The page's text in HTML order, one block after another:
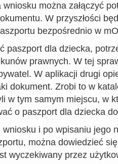
wniosku można załączyć
W przyszłości
bezpośrednio w
paszport dla dziecka,
prawnych. W tej
W aplikacji drugi
dokument. Zrobi to w
w tym samym miejscu, w
o paszport dla dziecka
wniosku i po wpisaniu jego
można dowiedzieć
wyczekiwany przez